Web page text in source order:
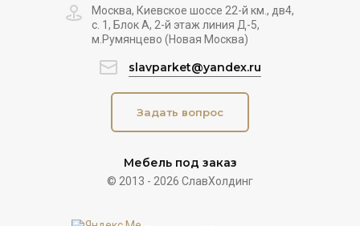
Мебель под заказ
© 2013 - 2026 СлавХолдинг
Москва, Киевское шоссе 22-й км., дв4,
с. 1, Блок А, 2-й этаж линия Д-5,
м.Румянцево (Новая Москва)
slavparket@yandex.ru
Задать вопрос